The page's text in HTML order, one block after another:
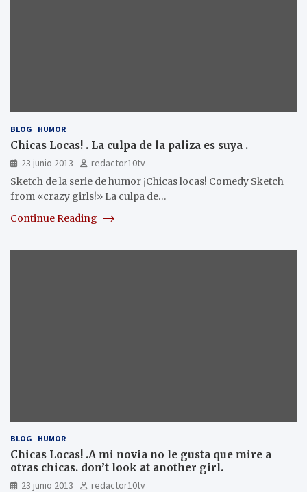
BLOG HUMOR
Chicas Locas! . La culpa de la paliza es suya .
23 junio 2013
redactor10tv
Sketch de la serie de humor ¡Chicas locas! Comedy Sketch
from «crazy girls!» La culpa de…
Continue Reading
BLOG HUMOR
Chicas Locas! .A mi novia no le gusta que mire a
otras chicas. don’t look at another girl.
23 junio 2013
redactor10tv